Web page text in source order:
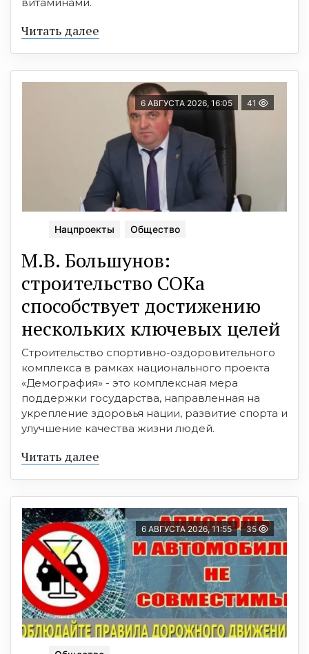
витаминами.
Читать далее
6 АВГУСТА 2026, 16:05 41
Нацпроекты Общество
М.В. Большунов:
строительство СОКа
способствует достижению
нескольких ключевых целей
Строительство спортивно-оздоровительного
комплекса в рамках национального проекта
«Демография» - это комплексная мера
поддержки государства, направленная на
укрепление здоровья нации, развитие спорта и
улучшение качества жизни людей.
Читать далее
6 АВГУСТА 2026, 11:55 35